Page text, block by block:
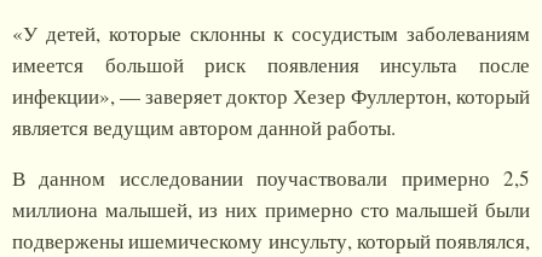
«У детей, которые склонны к сосудистым заболеваниям
имеется большой риск появления инсульта после
инфекции», — заверяет доктор Хезер Фуллертон, который
является ведущим автором данной работы.
В данном исследовании поучаствовали примерно 2,5
миллиона малышей, из них примерно сто малышей были
подвержены ишемическому инсульту, который появлялся,